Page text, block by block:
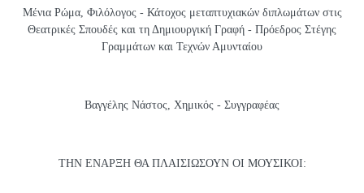
Μένια Ρώμα, Φιλόλογος - Κάτοχος μεταπτυχιακών διπλωμάτων στις
Θεατρικές Σπουδές και τη Δημιουργική Γραφή - Πρόεδρος Στέγης
Γραμμάτων και Τεχνών Αμυνταίου
Βαγγέλης Νάστος, Χημικός - Συγγραφέας
ΤΗΝ ΕΝΑΡΞΗ ΘΑ ΠΛΑΙΣΙΩΣΟΥΝ ΟΙ ΜΟΥΣΙΚΟΙ: